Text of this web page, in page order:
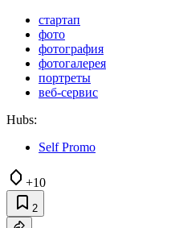
стартап
фото
фотография
фотогалерея
портреты
веб-сервис
Hubs:
Self Promo
+10
2